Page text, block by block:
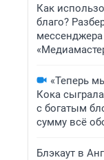
Как
благо?
«Теперь
Кока
с богатым
сумму всё
Блэкаут в